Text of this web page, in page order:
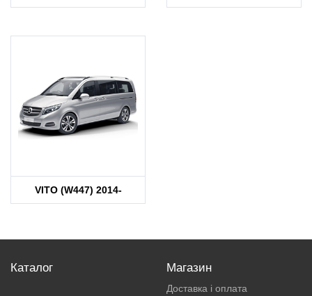
VITO (W447) 2014-
Каталог Магазин
Доставка і оплата